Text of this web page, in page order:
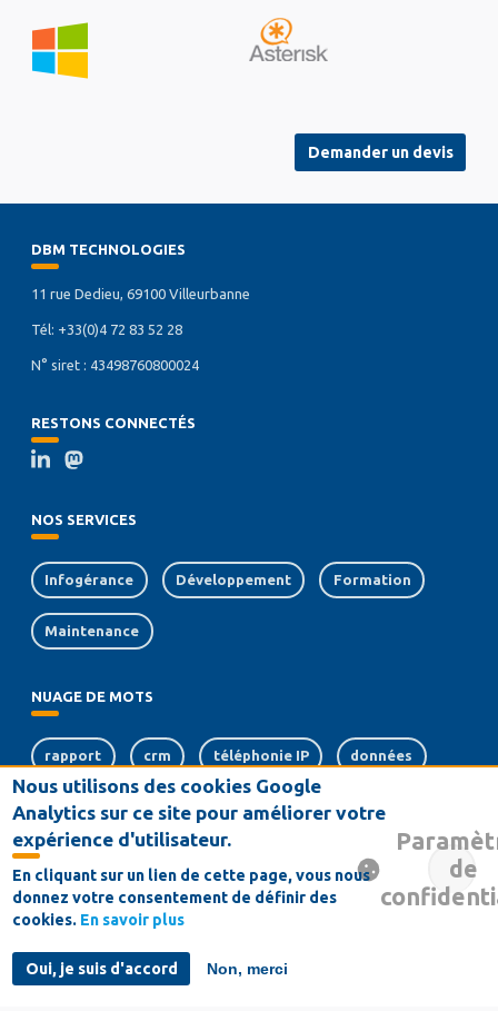
Demander un devis
DBM TECHNOLOGIES
11 rue Dedieu, 69100 Villeurbanne
Tél: +33(0)4 72 83 52 28
N° siret : 43498760800024
RESTONS CONNECTÉS
NOS SERVICES
Infogérance Développement Formation
Maintenance
NUAGE DE MOTS
rapport crm téléphonie IP données
serveurs dématérialisation logiciel
MENU
DE
PAGE
Conditions générales de vente
©DBM Technologies 2023
de
Nous utilisons des cookies Google
Analytics sur ce site pour améliorer votre
expérience d'utilisateur.
En cliquant sur un lien de cette page, vous nous
donnez votre consentement de définir des
cookies. En savoir plus
Oui, je suis d'accord Non, merci